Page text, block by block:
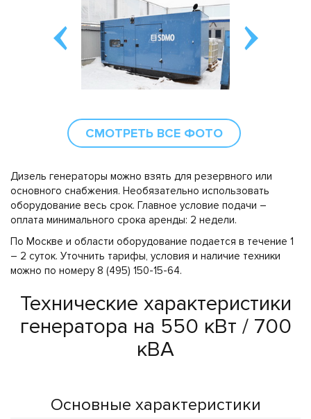
СМОТРЕТЬ ВСЕ ФОТО
Дизель генераторы можно взять для резервного или
основного снабжения. Необязательно использовать
оборудование весь срок. Главное условие подачи –
оплата минимального срока аренды: 2 недели.
По Москве и области оборудование подается в течение 1
– 2 суток. Уточнить тарифы, условия и наличие техники
можно по номеру 8 (495) 150-15-64.
Технические характеристики
генератора на 550 кВт / 700
кВА
Основные характеристики